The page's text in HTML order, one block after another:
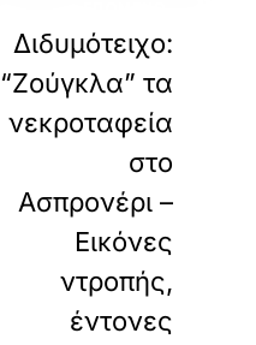
Διδυμότειχο:
“Ζούγκλα” τα
νεκροταφεία
στο
Ασπρονέρι –
Εικόνες
ντροπής,
έντονες